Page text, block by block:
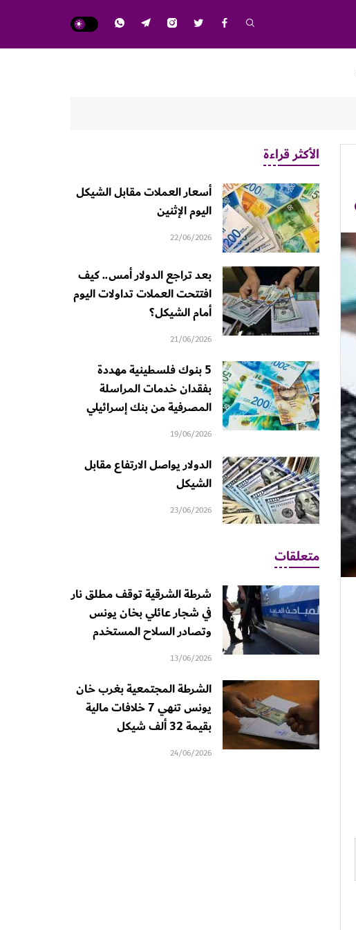
الأكثر قراءة
أسعار العملات مقابل الشيكل
اليوم الإثنين
22/06/2026
بعد تراجع الدولار أمس.. كيف
افتتحت العملات تداولات اليوم
أمام الشيكل؟
21/06/2026
5 بنوك فلسطينية مهددة
بفقدان خدمات المراسلة
المصرفية من بنك إسرائيلي
19/06/2026
الدولار يواصل الارتفاع مقابل
الشيكل
23/06/2026
متعلقات
شرطة الشرقية توقف مطلق نار
في شجار عائلي بخان يونس
وتصادر السلاح المستخدم
13/06/2026
الشرطة المجتمعية بغرب خان
يونس تنهي 7 خلافات مالية
بقيمة 32 ألف شيكل
24/06/2026